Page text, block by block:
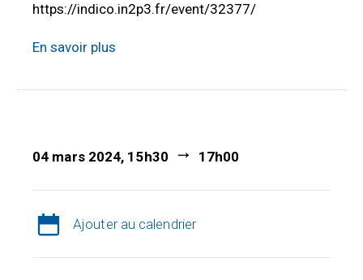
https://indico.in2p3.fr/event/32377/
En savoir plus
04 mars 2024, 15h30 17h00
Ajouter au calendrier